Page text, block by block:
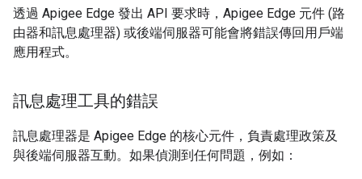
透過 Apigee Edge 發出 API 要求時，Apigee Edge 元件 (路
由器和訊息處理器) 或後端伺服器可能會將錯誤傳回用戶端
應用程式。
訊息處理工具的錯誤
訊息處理器是 Apigee Edge 的核心元件，負責處理政策及
與後端伺服器互動。如果偵測到任何問題，例如：